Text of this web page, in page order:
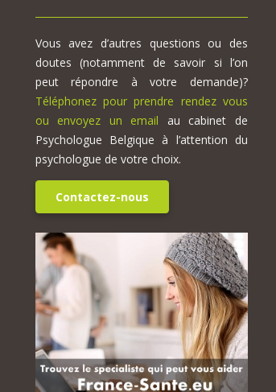
Vous avez d’autres questions ou des
doutes (notamment de savoir si l’on
peut répondre à votre demande)?
Téléphonez pour prendre rendez vous
ou envoyez un email au cabinet de
Psychologue Belgique à l’attention du
psychologue de votre choix.
Contactez-nous